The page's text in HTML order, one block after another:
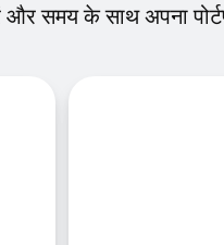
समय के साथ अपना